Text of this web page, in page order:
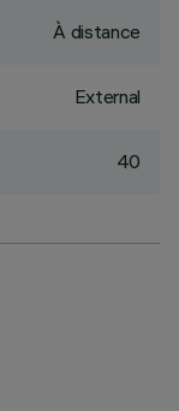
À distance
External
40